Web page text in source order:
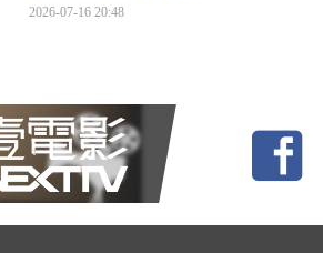
2026-07-16 20:48